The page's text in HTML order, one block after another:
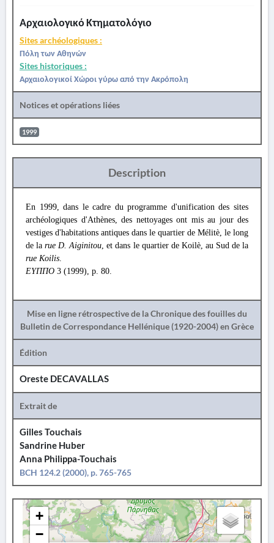
Αρχαιολογικό Κτηματολόγιο
Sites archéologiques :
Πόλη των Αθηνών
Sites historiques :
Αρχαιολογικοί Χώροι γύρω από την Ακρόπολη
Notices et opérations liées
1999
Description
En 1999, dans le cadre du programme d'unification des sites
archéologiques d'Athènes, des nettoyages ont mis au jour des
vestiges d'habitations antiques dans le quartier de Mélitè, le long
de larue D. Aiginitou, et dans le quartier de Koilè, au Sud de la
rue Koilis.
ΕΥΠΠΟ 3 (1999), p. 80.
Mise en ligne rétrospective de la Chronique des fouilles du
Bulletin de Correspondance Hellénique (1920-2004) en Grèce
Édition
Oreste DECAVALLAS
Extrait de
Gilles Touchais
Sandrine Huber
Anna Philippa-Touchais
BCH 124.2 (2000), p. 765-765
+
−